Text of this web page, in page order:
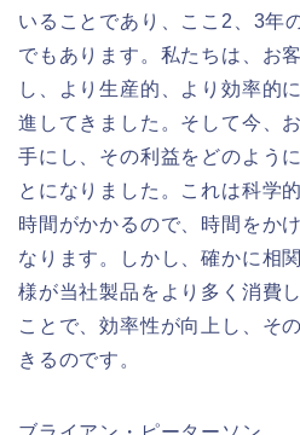
いることであり、ここ2、3年
でもあります。私たちは、お
し、より生産的、より効率的
進してきました。そして今、
手にし、その利益をどのよう
とになりました。これは科学
時間がかかるので、時間をか
なります。しかし、確かに相
様が当社製品をより多く消費
ことで、効率性が向上し、そ
きるのです。